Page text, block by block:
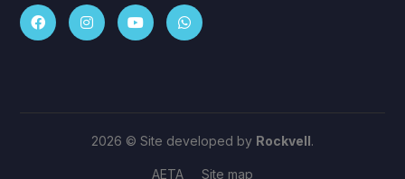
2026 © Site developed by Rockvell.
AETA Site map